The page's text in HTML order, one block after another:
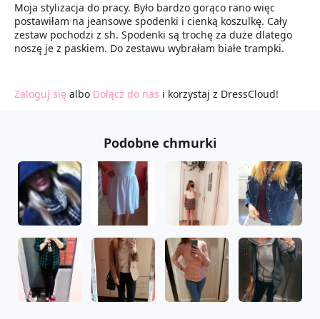
Moja stylizacja do pracy. Było bardzo gorąco rano więc
postawiłam na jeansowe spodenki i cienką koszulkę. Cały
zestaw pochodzi z sh. Spodenki są trochę za duże dlatego
noszę je z paskiem. Do zestawu wybrałam białe trampki.
Zaloguj się albo Dołącz do nas i korzystaj z DressCloud!
Podobne chmurki